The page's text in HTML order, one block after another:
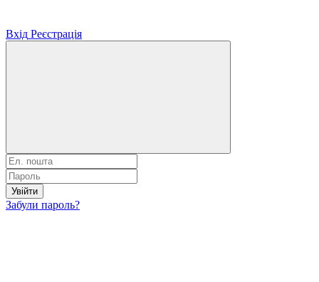
Вхід Реєстрація
Увійти
Забули пароль?